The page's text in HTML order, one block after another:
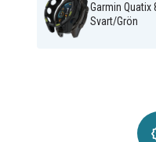
Garmin Quatix
Svart/Grön